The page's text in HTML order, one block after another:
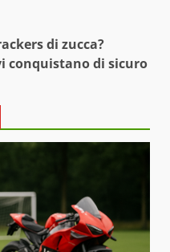
di zucca?
conquistano di sicuro